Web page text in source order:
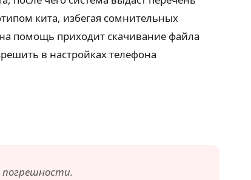
кита, избегая сомнительных
помощь приходит скачивание файла
в настройках телефона
погрешности.